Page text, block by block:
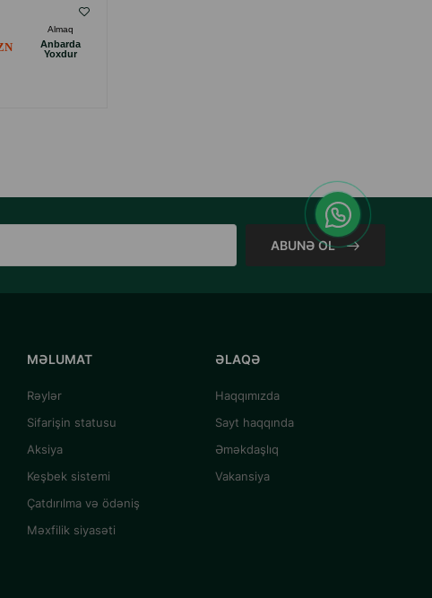
Almaq
Anbarda
Yoxdur
ABUNƏ OL
MƏLUMAT
Rəylər
Sifarişin statusu
Aksiya
Keşbek sistemi
Çatdırılma və ödəniş
Məxfilik siyasəti
ƏLAQƏ
Haqqımızda
Sayt haqqında
Əməkdaşlıq
Vakansiya